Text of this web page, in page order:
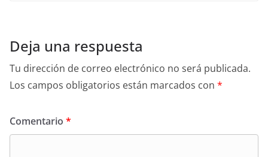
Deja una respuesta
Tu dirección de correo electrónico no será publicada.
Los campos obligatorios están marcados con *
Comentario *